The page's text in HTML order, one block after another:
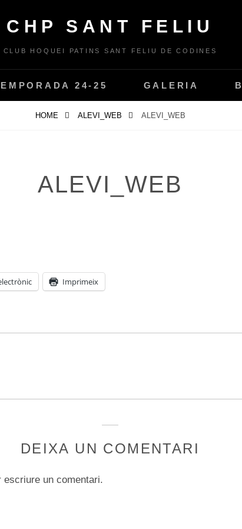
CHP SANT FELIU
CLUB HOQUEI PATINS SANT FELIU DE CODINES
24-25 GALERIA
HOME ALEVI_WEB ALEVI_WEB
ALEVI_WEB
Imprimeix
DEIXA UN COMENTARI
escriure un comentari.